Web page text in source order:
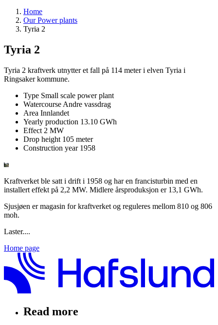
Home
Our Power plants
Tyria 2
Tyria 2
Tyria 2 kraftverk utnytter et fall på 114 meter i elven Tyria i
Ringsaker kommune.
Type Small scale power plant
Watercourse Andre vassdrag
Area Innlandet
Yearly production 13.10 GWh
Effect 2 MW
Drop height 105 meter
Construction year 1958
Kraftverket ble satt i drift i 1958 og har en francisturbin med en
installert effekt på 2,2 MW. Midlere årsproduksjon er 13,1 GWh.
Sjusjøen er magasin for kraftverket og reguleres mellom 810 og 806
moh.
Laster....
Home page
Read more